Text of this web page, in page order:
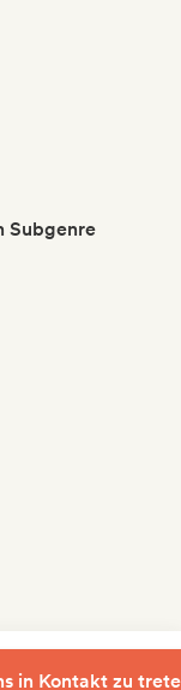
Subgenre
in Kontakt zu